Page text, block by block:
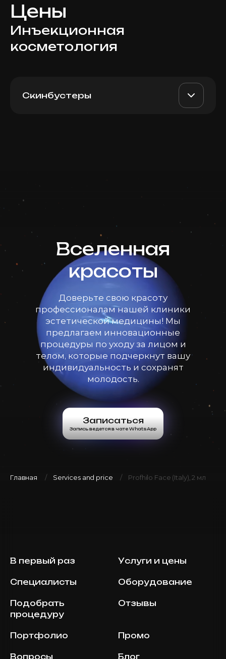
Цены
Инъекционная
косметология
Скинбустеры
Вселенная
красоты
Доверьте свою красоту
профессионалам нашей клиники
эстетической медицины! Мы
предлагаем инновационные
процедуры по уходу за лицом и
телом, которые подчеркнут вашу
индивидуальность и сохранят
молодость.
Записаться
Запись ведется в чате WhatsApp
Главная Services and price Profhilo Face (Italy), 2 мл
В первый раз Услуги и цены
Специалисты Оборудование
Подобрать
процедуру
Отзывы
Портфолио Промо
Вопросы Блог